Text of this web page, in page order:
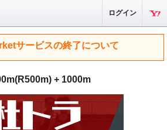
ログイン
サービスの終了について
+ 1000m